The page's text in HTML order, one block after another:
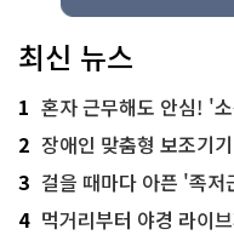
최신 뉴스
1 혼자 근무해도 안심! '
2 장애인 맞춤형 보조기기
3 걸을 때마다 아픈 '족저근
4 먹거리부터 야경 라이